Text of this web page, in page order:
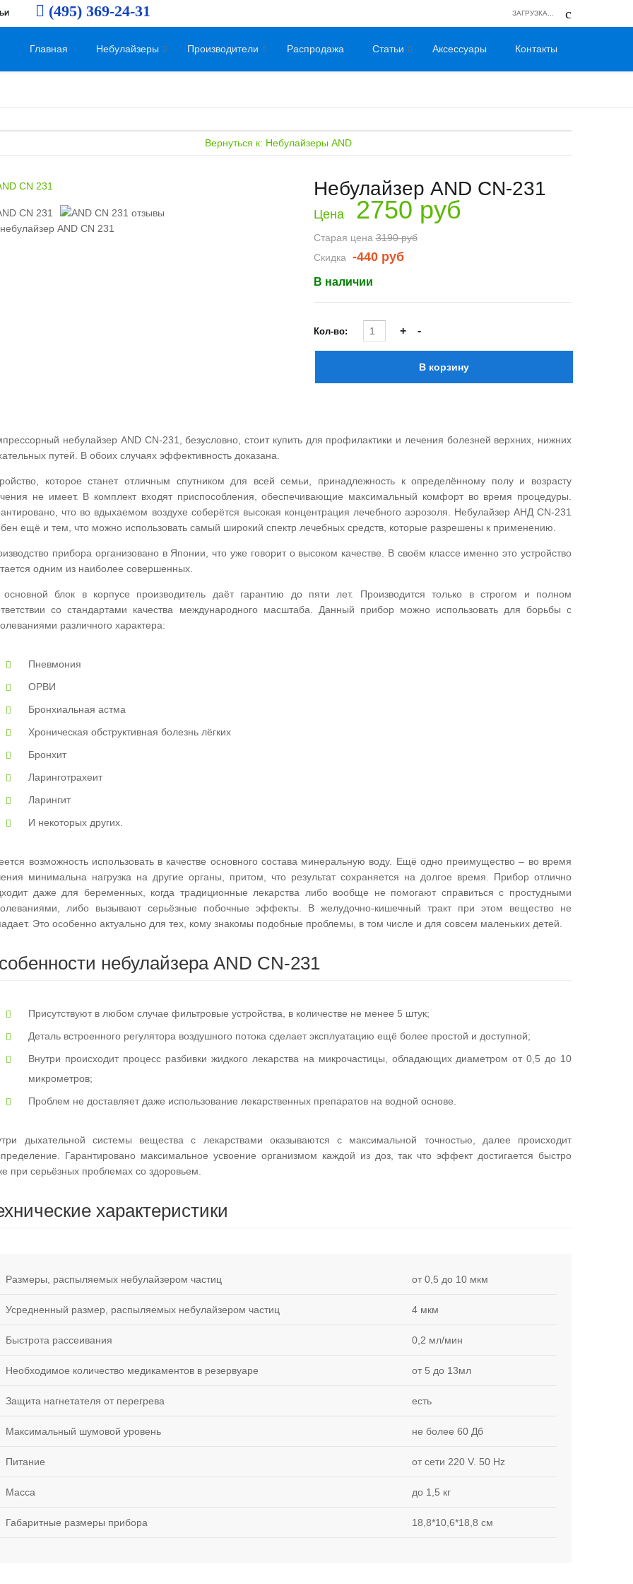
(495) 369-24-31 ЗАГРУЗКА...
Главная Небулайзеры Производители Распродажа Статьи Аксессуары Контакты
Вернуться к: Небулайзеры AND
Небулайзер AND CN-231
Цена 2750 руб
Старая цена3190 руб
Скидка
-440 руб
В наличии
Кол-во:
небулайзер AND CN-231, безусловно, стоит купить для профилактики и лечения болезней верхних, нижних
путей. В обоих случаях эффективность доказана.
которое станет отличным спутником для всей семьи, принадлежность к определённому полу и возрасту
не имеет. В комплект входят приспособления, обеспечивающие максимальный комфорт во время процедуры.
что во вдыхаемом воздухе соберётся высокая концентрация лечебного аэрозоля. Небулайзер АНД CN-231
ещё и тем, что можно использовать самый широкий спектр лечебных средств, которые разрешены к применению.
прибора организовано в Японии, что уже говорит о высоком качестве. В своём классе именно это устройство
одним из наиболее совершенных.
блок в корпусе производитель даёт гарантию до пяти лет. Производится только в строгом и полном
со стандартами качества международного масштаба. Данный прибор можно использовать для борьбы с
различного характера:
Пневмония
ОРВИ
Бронхиальная астма
Хроническая обструктивная болезнь лёгких
Бронхит
Ларинготрахеит
Ларингит
И некоторых других.
возможность использовать в качестве основного состава минеральную воду. Ещё одно преимущество – во время
минимальна нагрузка на другие органы, притом, что результат сохраняется на долгое время. Прибор отлично
даже для беременных, когда традиционные лекарства либо вообще не помогают справиться с простудными
либо вызывают серьёзные побочные эффекты. В желудочно-кишечный тракт при этом вещество не
Это особенно актуально для тех, кому знакомы подобные проблемы, в том числе и для совсем маленьких детей.
небулайзера AND CN-231
Присутствуют в любом случае фильтровые устройства, в количестве не менее 5 штук;
Деталь встроенного регулятора воздушного потока сделает эксплуатацию ещё более простой и доступной;
Внутри происходит процесс разбивки жидкого лекарства на микрочастицы, обладающих диаметром от 0,5 до 10
микрометров;
Проблем не доставляет даже использование лекарственных препаратов на водной основе.
дыхательной системы вещества с лекарствами оказываются с максимальной точностью, далее происходит
Гарантировано максимальное усвоение организмом каждой из доз, так что эффект достигается быстро
при серьёзных проблемах со здоровьем.
характеристики
Размеры, распыляемых небулайзером частиц от 0,5 до 10 мкм
Усредненный размер, распыляемых небулайзером частиц 4 мкм
Быстрота рассеивания 0,2 мл/мин
Необходимое количество медикаментов в резервуаре от 5 до 13мл
Защита нагнетателя от перегрева есть
Максимальный шумовой уровень не более 60 Дб
Питание от сети 220 V. 50 Hz
Масса до 1,5 кг
Габаритные размеры прибора 18,8*10,6*18,8 см